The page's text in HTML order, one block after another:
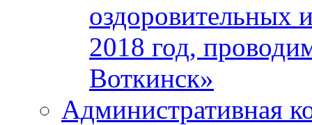
оздоровительных
2018 год,
Воткинск»
Административная